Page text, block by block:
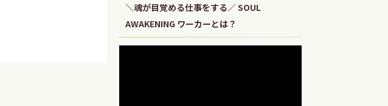
＼魂が目覚める仕事をする／ SOUL
AWAKENING ワーカーとは？